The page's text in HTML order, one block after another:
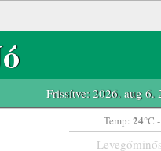
Frissítve: 2026. aug 6.
Temp: 24°C